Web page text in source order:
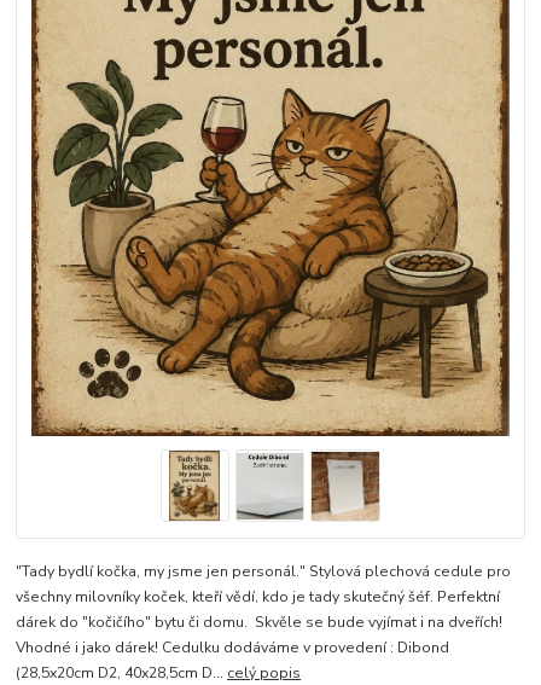
"Tady bydlí kočka, my jsme jen personál." Stylová plechová cedule pro
všechny milovníky koček, kteří vědí, kdo je tady skutečný šéf. Perfektní
dárek do "kočičího" bytu či domu. Skvěle se bude vyjímat i na dveřích!
Vhodné i jako dárek! Cedulku dodáváme v provedení : Dibond
(28,5x20cm D2, 40x28,5cm D... celý popis